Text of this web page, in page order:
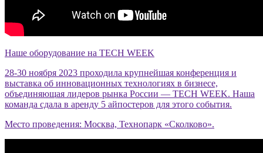
Наше оборудование на TECH WEEK
28-30 ноября 2023 проходила крупнейшая конференция и
выставка об инновационных технологиях в бизнесе,
объединяющая лидеров рынка России — TECH WEEK. Наша
команда сдала в аренду 5 айпостеров для этого события.
Место проведения: Москва, Технопарк «Сколково».